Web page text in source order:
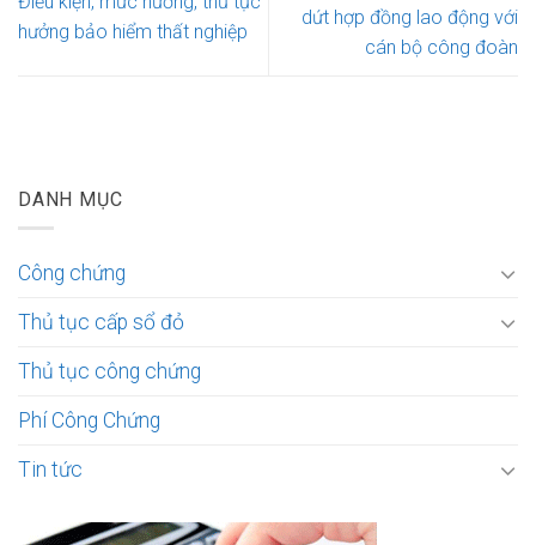
hưởng bảo hiểm thất nghiệp
dứt hợp đồng lao động với
cán bộ công đoàn
DANH MỤC
Công chứng
Thủ tục cấp sổ đỏ
Thủ tục công chứng
Phí Công Chứng
Tin tức